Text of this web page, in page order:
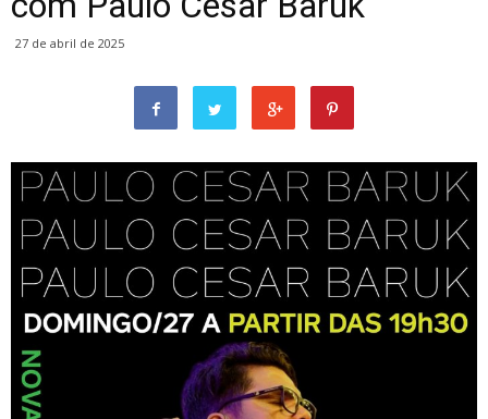
27 de abril de 2025